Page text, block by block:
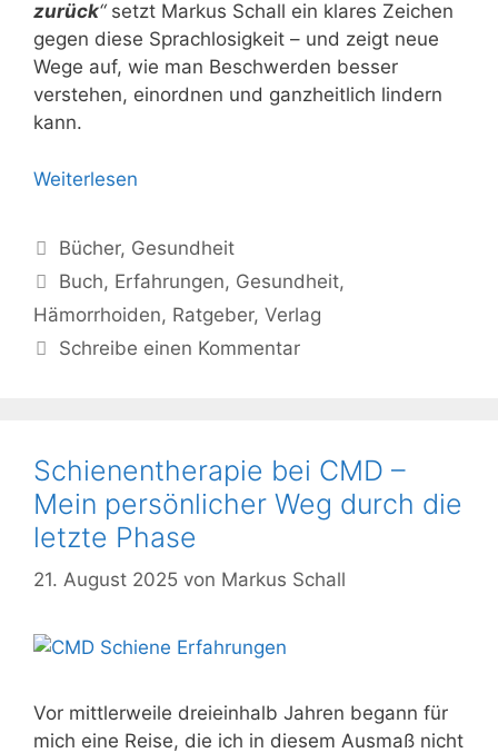
zurück“setzt Markus Schall ein klares Zeichen
gegen diese Sprachlosigkeit – und zeigt neue
Wege auf, wie man Beschwerden besser
verstehen, einordnen und ganzheitlich lindern
kann.
Weiterlesen
Kategorien
Bücher, Gesundheit
Schlagwörter
Buch, Erfahrungen, Gesundheit,
Hämorrhoiden, Ratgeber, Verlag
Schreibe einen Kommentar
Schienentherapie bei CMD –
Mein persönlicher Weg durch die
letzte Phase
21. August 2025 von Markus Schall
Vor mittlerweile dreieinhalb Jahren begann für
mich eine Reise, die ich in diesem Ausmaß nicht